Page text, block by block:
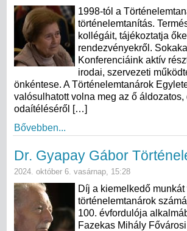
1998-tól a
történelemtanítás.
kollégáit, tájékoztatja
rendezvényekről.
Konferenciáink aktív
irodai, szervezeti
önkéntese. A Történelemtanárok
valósulhatott volna meg az ő
odaítéléséről […]
Bővebben...
Dr. Gyapay Gábor
2024. október 6. vasárnap, 15:28
Díj a kiemelkedő
történelemtanárok
100. évfordulója
Fazekas Mihály